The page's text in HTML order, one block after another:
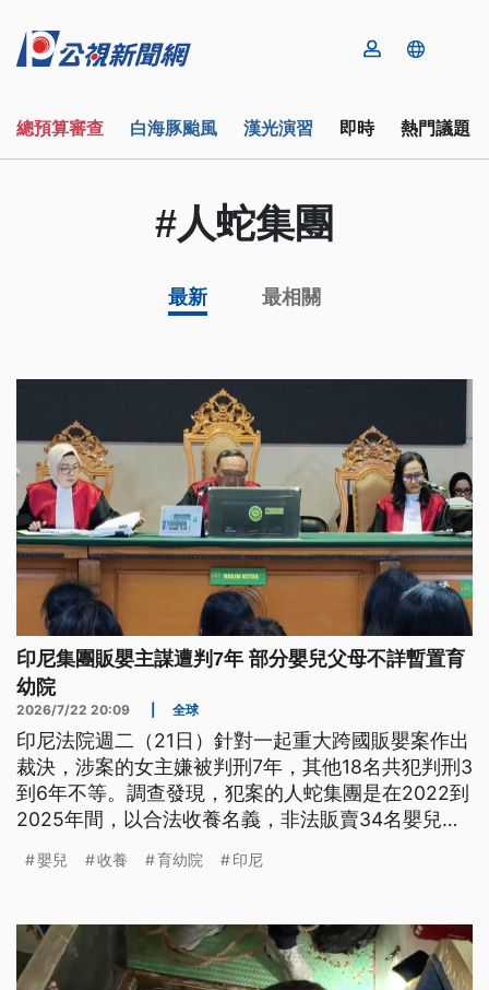
總預算審查 白海豚颱風 漢光演習 即時 熱門議題
#人蛇集團
最新 最相關
印尼集團販嬰主謀遭判7年 部分嬰兒父母不詳暫置育
幼院
2026/7/22 20:09 全球
印尼法院週二（21日）針對一起重大跨國販嬰案作出
裁決，涉案的女主嫌被判刑7年，其他18名共犯判刑3
到6年不等。調查發現，犯案的人蛇集團是在2022到
2025年間，以合法收養名義，非法販賣34名嬰兒，
的「收養社團」，鎖定無力撫養孩子的弱勢族群，以
養，再冒充父母製造虛假出生文件，高價賣往海外。
全案在西爪哇一名父親因為沒有收到款項，向警方報
案綁架後曝光，目前已有8名嬰兒暫時送往孤兒院，
嬰兒 收養 育幼院 印尼